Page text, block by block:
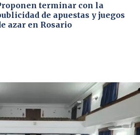
terminar con la
de apuestas y juegos
azar en Rosario